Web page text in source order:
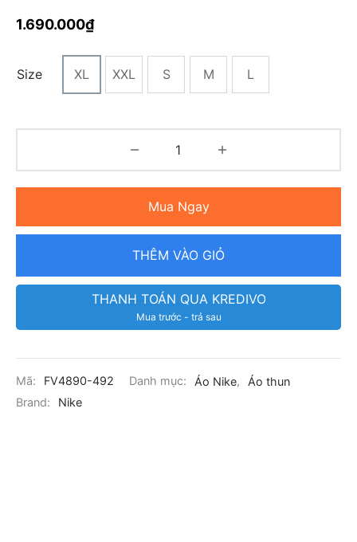
1.690.000₫
Size XL XXL S M L
Mua Ngay
THÊM VÀO GIỎ
THANH TOÁN QUA KREDIVO
Mua trước - trả sau
Mã: FV4890-492 Danh mục: Áo Nike,
Áo thun
Brand:
Nike